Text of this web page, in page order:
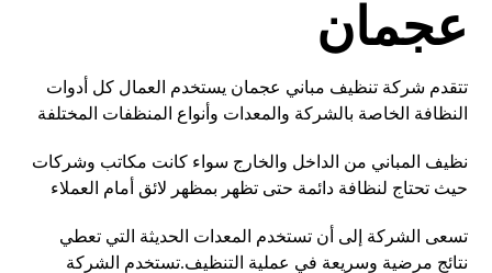
عجمان
تتقدم شركة تنظيف مباني عجمان يستخدم العمال كل أدوات
النظافة الخاصة بالشركة والمعدات وأنواع المنظفات المختلفة
نظيف المباني من الداخل والخارج سواء كانت مكاتب وشركات
حيث تحتاج لنظافة دائمة حتى تظهر بمظهر لائق أمام العملاء
تسعى الشركة إلى أن تستخدم المعدات الحديثة التي تعطي
نتائج مرضية وسريعة في عملية التنظيف.تستخدم الشركة